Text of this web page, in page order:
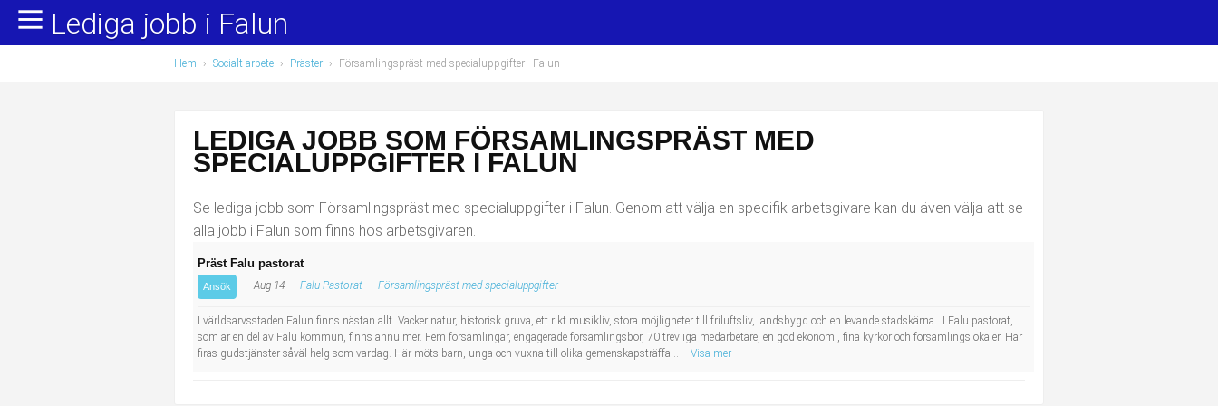
Yrkesområden
Administration, ekonomi, juridik
Chefer och verksamhetsledare
Hotell, restaurang, storhushåll
Populära jobb
Undersköterska, hemtjänst och äldreboende
Lärare i förskola/Förskollärare
Bussförare/Busschaufför
Lediga jobb i Falun
Hem › Socialt arbete › Präster › Församlingspräst med specialuppgifter - Falun
LEDIGA JOBB SOM FÖRSAMLINGSPRÄST MED
SPECIALUPPGIFTER I FALUN
Se lediga jobb som Församlingspräst med specialuppgifter i Falun. Genom att välja en specifik arbetsgivare kan du även välja att se
alla jobb i Falun som finns hos arbetsgivaren.
Präst Falu pastorat
Ansök Aug 14 Falu Pastorat Församlingspräst med specialuppgifter
I världsarvsstaden Falun finns nästan allt. Vacker natur, historisk gruva, ett rikt musikliv, stora möjligheter till friluftsliv, landsbygd och en levande stadskärna. I Falu pastorat,
som är en del av Falu kommun, finns ännu mer. Fem församlingar, engagerade församlingsbor, 70 trevliga medarbetare, en god ekonomi, fina kyrkor och församlingslokaler. Här
firas gudstjänster såväl helg som vardag. Här möts barn, unga och vuxna till olika gemenskapsträffa...
Visa mer